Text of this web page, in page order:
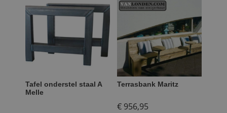
Tafel onderstel staal A
Melle
Terrasbank Maritz
€956,95